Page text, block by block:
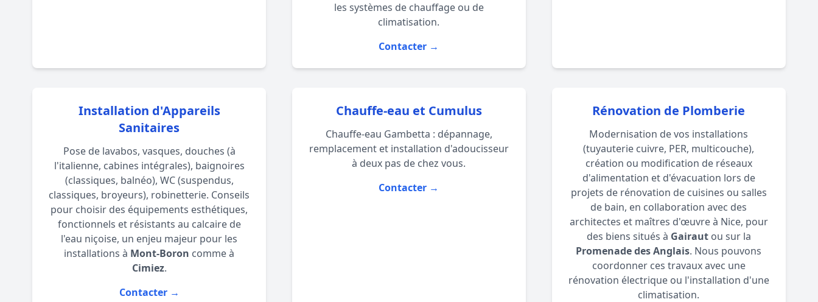
les systèmes de chauffageou de
climatisation.
Contacter →
Installation d'Appareils
Sanitaires
Pose de lavabos, vasques, douches (à
l'italienne, cabines intégrales), baignoires
(classiques, balnéo), WC (suspendus,
classiques, broyeurs), robinetterie. Conseils
pour choisir des équipements esthétiques,
fonctionnels et résistants au calcaire de
l'eau niçoise, un enjeu majeur pour les
installations à Mont-Boron comme à
Cimiez.
Contacter →
Chauffe-eau et Cumulus
Chauffe-eau Gambetta : dépannage,
remplacement et installation d'adoucisseur
à deux pas de chez vous.
Contacter →
Rénovation de Plomberie
Modernisation de vos installations
(tuyauterie cuivre, PER, multicouche),
création ou modification de réseaux
d'alimentation et d'évacuation lors de
projets de rénovation de cuisines ou salles
de bain, en collaboration avec des
architectes et maîtres d'œuvre à Nice, pour
des biens situés à Gairautou sur la
Promenade des Anglais. Nous pouvons
coordonner ces travaux avec une
rénovation électriqueou l'installation d'une
climatisation.